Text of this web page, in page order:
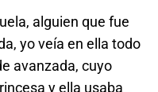
alguien que fue
yo veía en ella todo
avanzada, cuyo
y ella usaba